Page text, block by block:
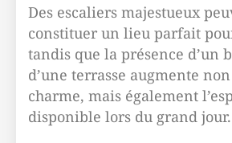
Des escaliers majestueux
constituer un lieu parfait
tandis que la présence d’un
d’une terrasse augmente
charme, mais également
disponible lors du grand jour.